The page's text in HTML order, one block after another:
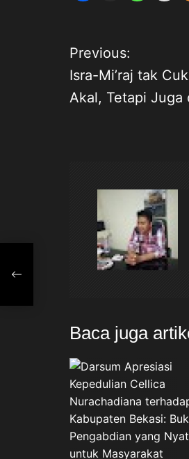
N
a
o
s
Previous:
Isra-Mi’raj tak
Akal, Tetapi Juga
Baca juga